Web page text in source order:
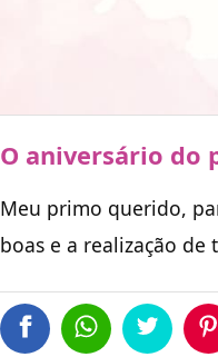
O aniversário do
Meu primo querido,
boas e a realização de